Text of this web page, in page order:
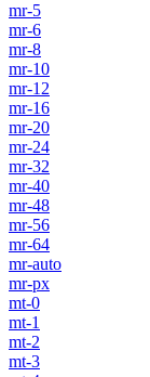
mr-5
mr-6
mr-8
mr-10
mr-12
mr-16
mr-20
mr-24
mr-32
mr-40
mr-48
mr-56
mr-64
mr-auto
mr-px
mt-0
mt-1
mt-2
mt-3